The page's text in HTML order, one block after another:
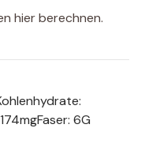
hier berechnen.
mgFaser: 6G